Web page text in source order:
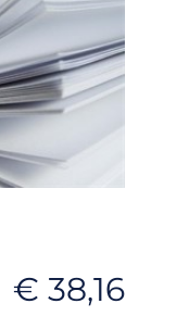
€ 38,16